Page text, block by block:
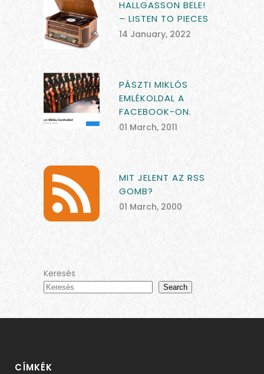
HALLGASSON BELE!
– LISTEN TO PIECES
14 January, 2022
PÁSZTI MIKLÓS
EMLÉKOLDAL A
FACEBOOK-ON.
01 March, 2011
MIT JELENT AZ RSS
GOMB?
01 March, 2000
Keresés
Search
CÍMKÉK